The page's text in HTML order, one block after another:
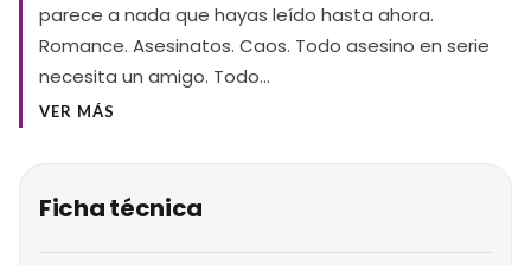
parece a nada que hayas leído hasta ahora.
Romance. Asesinatos. Caos. Todo asesino en serie
necesita un amigo. Todo…
VER MÁS
Ficha técnica